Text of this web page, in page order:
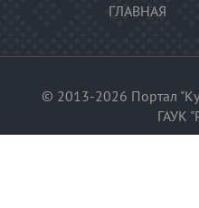
ГЛАВНАЯ
© 2013-2026 Портал
ГАУК